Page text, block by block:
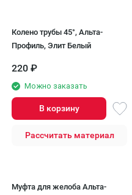
Колено трубы 45°, Альта-
Профиль, Элит Белый
220 ₽
Можно заказать
В корзину
Рассчитать материал
Муфта для желоба Альта-